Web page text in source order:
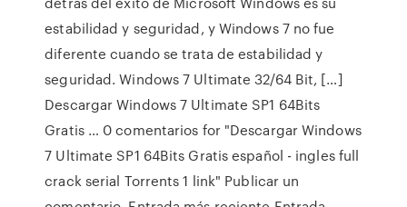
estabilidad y seguridad, y Windows 7 no fue
diferente cuando se trata de estabilidad y
seguridad. Windows 7 Ultimate 32/64 Bit, […]
Descargar Windows 7 Ultimate SP1 64Bits
Gratis … 0 comentarios for "Descargar Windows
7 Ultimate SP1 64Bits Gratis español - ingles full
crack serial Torrents 1 link" Publicar un